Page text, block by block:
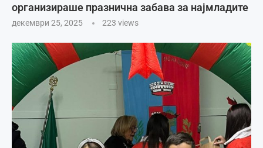
организираше празнична забава за најмладите
декември 25, 2025 223 views